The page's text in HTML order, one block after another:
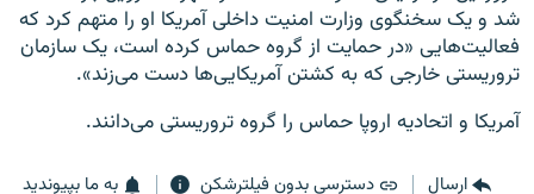
شد و یک سخنگوی وزارت امنیت داخلی آمریکا او را متهم کرد که
فعالیت‌هایی «در حمایت از گروه حماس کرده است، یک سازمان
تروریستی خارجی که به کشتن آمریکایی‌ها دست می‌زند».
آمریکا و اتحادیه اروپا حماس را گروه تروریستی می‌دانند.
ارسال دسترسی بدون فیلترشکن به ما بپیوندید